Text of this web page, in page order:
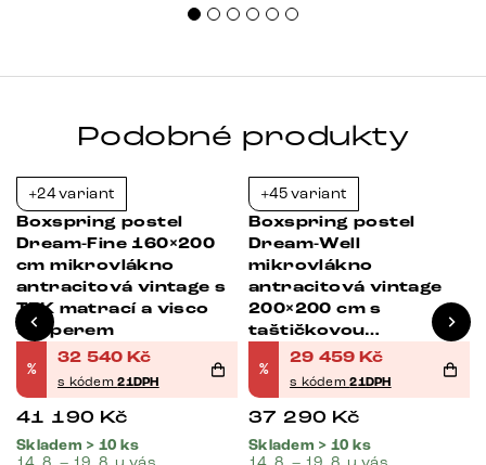
Podobné produkty
+24 variant
Boxspring postel
Dream-Fine 160×200
cm mikrovlákno
antracitová vintage s
TFK matrací a visco
topperem
%
32 540 Kč
s kódem21DPH
41 190 Kč
Skladem > 10 ks
+45 variant
Boxspring postel
Dream-Well
mikrovlákno
antracitová vintage
200×200 cm s
taštičkovou
pružinovou matrací a
visco topperem
%
29 459 Kč
s kódem21DPH
37 290 Kč
Skladem > 10 ks